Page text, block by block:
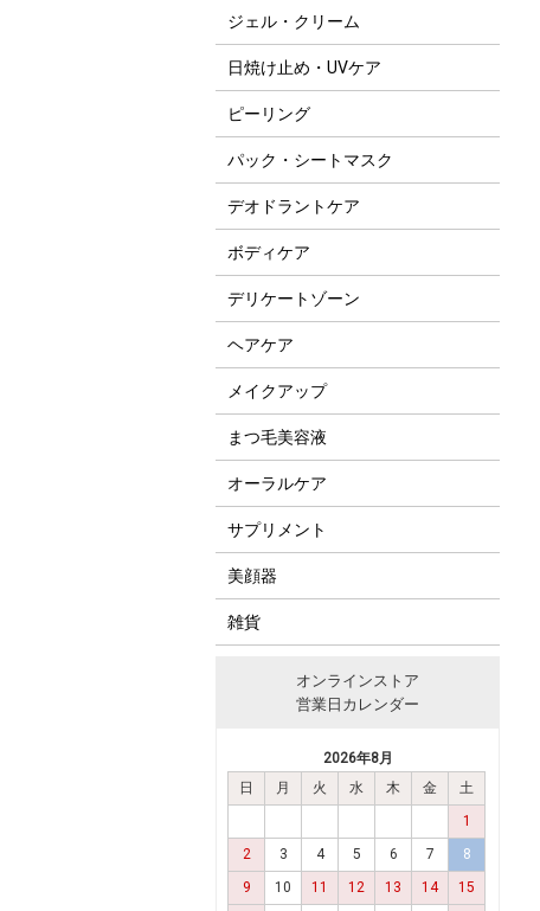
ジェル・クリーム
日焼け止め・UVケア
ピーリング
パック・シートマスク
デオドラントケア
ボディケア
デリケートゾーン
ヘアケア
メイクアップ
まつ毛美容液
オーラルケア
サプリメント
美顔器
雑貨
オンラインストア
営業日カレンダー
2026年8月
日
月 火 水 木 金
土
1
2
3 4 5 6 7
8
9
10 11 12 13 14 15